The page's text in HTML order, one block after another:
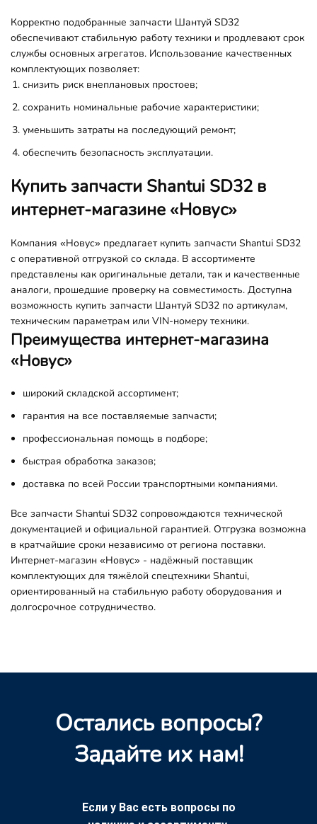
Корректно подобранные запчасти Шантуй SD32
обеспечивают стабильную работу техники и продлевают срок
службы основных агрегатов. Использование качественных
комплектующих позволяет:
снизить риск внеплановых простоев;
сохранить номинальные рабочие характеристики;
уменьшить затраты на последующий ремонт;
обеспечить безопасность эксплуатации.
Купить запчасти Shantui SD32 в
интернет-магазине «Новус»
Компания «Новус» предлагает купить запчасти Shantui SD32
с оперативной отгрузкой со склада. В ассортименте
представлены как оригинальные детали, так и качественные
аналоги, прошедшие проверку на совместимость. Доступна
возможность купить запчасти Шантуй SD32 по артикулам,
техническим параметрам или VIN-номеру техники.
Преимущества интернет-магазина
«Новус»
широкий складской ассортимент;
гарантия на все поставляемые запчасти;
профессиональная помощь в подборе;
быстрая обработка заказов;
доставка по всей России транспортными компаниями.
Все запчасти Shantui SD32 сопровождаются технической
документацией и официальной гарантией. Отгрузка возможна
в кратчайшие сроки независимо от региона поставки.
Интернет-магазин «Новус» - надёжный поставщик
комплектующих для тяжёлой спецтехники Shantui,
ориентированный на стабильную работу оборудования и
долгосрочное сотрудничество.
Остались вопросы?
Задайте их нам!
Если у Вас есть вопросы по